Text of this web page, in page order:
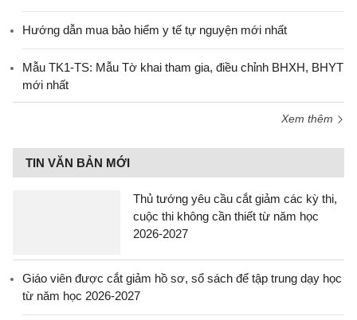
Hướng dẫn mua bảo hiểm y tế tự nguyện mới nhất
Mẫu TK1-TS: Mẫu Tờ khai tham gia, điều chỉnh BHXH, BHYT
mới nhất
Xem thêm
TIN VĂN BẢN MỚI
Thủ tướng yêu cầu cắt giảm các kỳ thi,
cuộc thi không cần thiết từ năm học
2026-2027
Giáo viên được cắt giảm hồ sơ, sổ sách để tập trung dạy học
từ năm học 2026-2027